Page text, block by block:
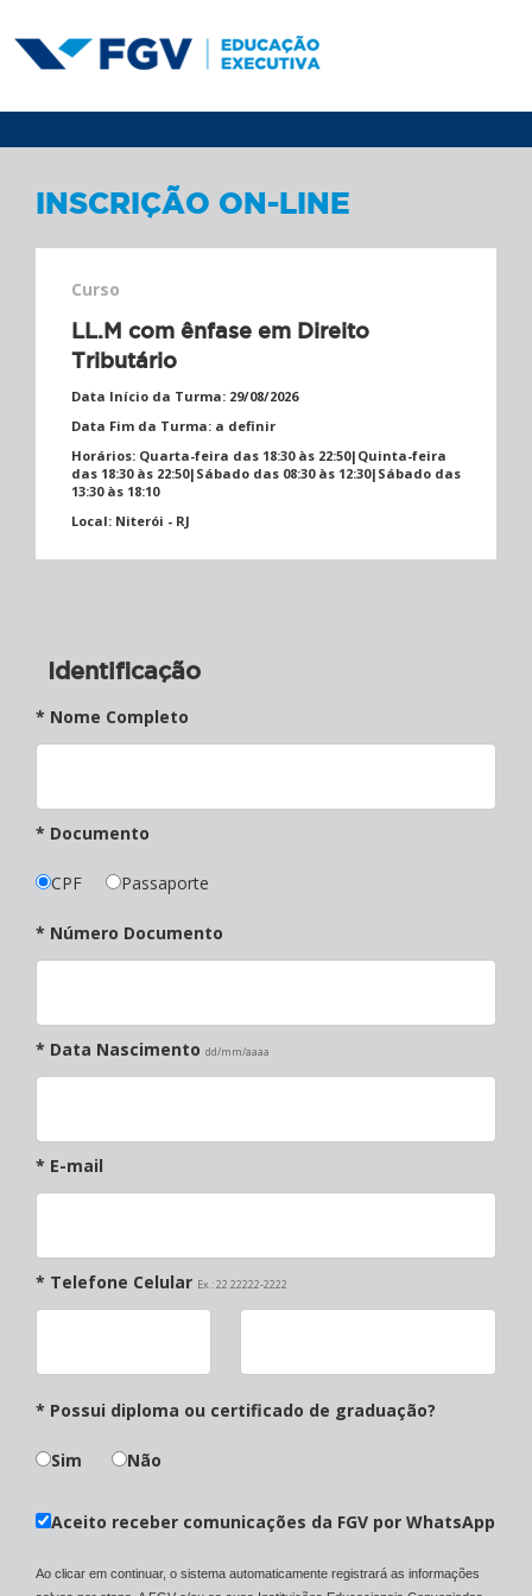
INSCRIÇÃO ON-LINE
Curso
LL.M com ênfase em Direito
Tributário
Data Início da Turma: 29/08/2026
Data Fim da Turma: a definir
Horários: Quarta-feira das 18:30 às 22:50|Quinta-feira
das 18:30 às 22:50|Sábado das 08:30 às 12:30|Sábado das
13:30 às 18:10
Local: Niterói - RJ
Identificação
* Nome Completo
* Documento
CPF Passaporte
* Número Documento
* Data Nascimento dd/mm/aaaa
* E-mail
* Telefone Celular Ex.: 22 22222-2222
* Possui diploma ou certificado de graduação?
Sim Não
Aceito receber comunicações da FGV por WhatsApp
Ao clicar em continuar, o sistema automaticamente registrará as informações